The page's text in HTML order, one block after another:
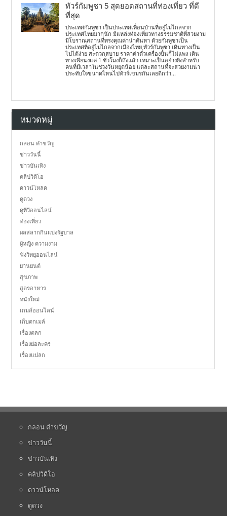
ทัวร์กัมพูชา 5 สุดยอดสถานที่ท่องเที่ยว ที่ดี
ที่สุด
ประเทศกัมพูชา เป็นประเทศเพื่อนบ้านที่อยู่ไม่ไกลจาก
ประเทศไทยมากนัก มีแหล่งท่องเที่ยวทางธรรมชาติที่สวยงาม
มีโบราณสถานที่ทรงคุณค่าน่าค้นหา ด้วยกัมพูชาเป็น
ประเทศที่อยู่ไม่ไกลจากเมืองไทย ทัวร์กัมพูชา เดินทางเป็น
ไปได้ง่าย สะดวกสบาย ราคาค่าตั๋วเครื่องบินก็ไม่แพง เดิน
ทางเพียนงแค่ 1 ชั่วโมงก็ถึงแล้ว เหมาะเป็นอย่างยิ่งสำหรับ
คนที่มีเวลาในช่วงวันหยุดน้อย แต่ละสถานที่จะสวยงามน่า
ประทับใจขนาดไหนไปทัวร์เขมรกันเลยดีกว่า...
หมวดหมู่
กลอน คำขวัญ
ข่าววันนี้
ข่าวบันเทิง
คลิปวิดีโอ
ดาวน์โหลด
ดูดวง
ดูทีวีออนไลน์
ท่องเที่ยว
ผลสลากกินแบ่งรัฐบาล
ผู้หญิง ความงาม
ฟังวิทยุออนไลน์
ยานยนต์
สุขภาพ
สูตรอาหาร
หนังใหม่
เกมส์ออนไลน์
เก็บตกเมล์
เรื่องตลก
เรื่องย่อละคร
เรื่องแปลก
กลอน คำขวัญ
ข่าววันนี้
ข่าวบันเทิง
คลิปวิดีโอ
ดาวน์โหลด
ดูดวง